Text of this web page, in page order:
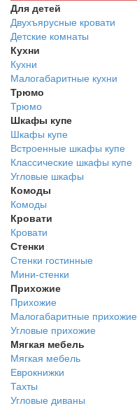
Для детей
Двухъярусные кровати
Детские комнаты
Кухни
Кухни
Малогабаритные кухни
Трюмо
Трюмо
Шкафы купе
Шкафы купе
Встроенные шкафы купе
Классические шкафы купе
Угловые шкафы
Комоды
Комоды
Кровати
Кровати
Стенки
Стенки гостинные
Мини-стенки
Прихожие
Прихожие
Малогабаритные прихожие
Угловые прихожие
Мягкая мебель
Мягкая мебель
Еврокнижки
Тахты
Угловые диваны